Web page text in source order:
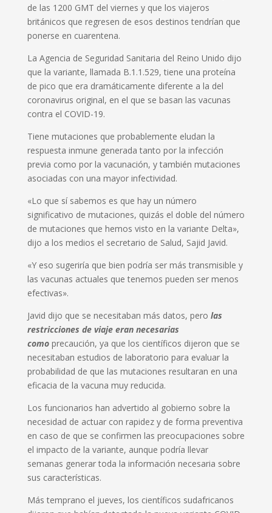
de las 1200 GMT del viernes y que los viajeros
británicos que regresen de esos destinos tendrían que
ponerse en cuarentena.
La Agencia de Seguridad Sanitaria del Reino Unido dijo
que la variante, llamada B.1.1.529, tiene una proteína
de pico que era dramáticamente diferente a la del
coronavirus original, en el que se basan las vacunas
contra el COVID-19.
Tiene mutaciones que probablemente eludan la
respuesta inmune generada tanto por la infección
previa como por la vacunación, y también mutaciones
asociadas con una mayor infectividad.
«Lo que sí sabemos es que hay un número
significativo de mutaciones, quizás el doble del número
de mutaciones que hemos visto en la variante Delta»,
dijo a los medios el secretario de Salud, Sajid Javid.
«Y eso sugeriría que bien podría ser más transmisible y
las vacunas actuales que tenemos pueden ser menos
efectivas».
Javid dijo que se necesitaban más datos, pero las
restricciones de viaje eran necesarias
comoprecaución, ya que los científicos dijeron que se
necesitaban estudios de laboratorio para evaluar la
probabilidad de que las mutaciones resultaran en una
eficacia de la vacuna muy reducida.
Los funcionarios han advertido al gobierno sobre la
necesidad de actuar con rapidez y de forma preventiva
en caso de que se confirmen las preocupaciones sobre
el impacto de la variante, aunque podría llevar
semanas generar toda la información necesaria sobre
sus características.
Más temprano el jueves, los científicos sudafricanos